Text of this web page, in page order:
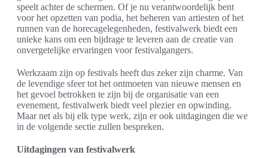
speelt achter de schermen. Of je nu verantwoordelijk bent
voor het opzetten van podia, het beheren van artiesten of het
runnen van de horecagelegenheden, festivalwerk biedt een
unieke kans om een bijdrage te leveren aan de creatie van
onvergetelijke ervaringen voor festivalgangers.
Werkzaam zijn op festivals heeft dus zeker zijn charme. Van
de levendige sfeer tot het ontmoeten van nieuwe mensen en
het gevoel betrokken te zijn bij de organisatie van een
evenement, festivalwerk biedt veel plezier en opwinding.
Maar net als bij elk type werk, zijn er ook uitdagingen die we
in de volgende sectie zullen bespreken.
Uitdagingen van festivalwerk